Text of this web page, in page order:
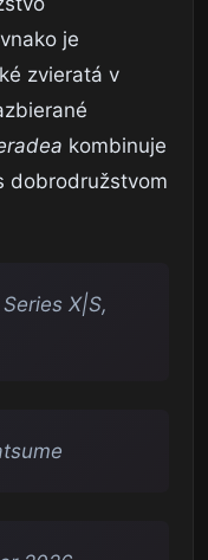
je
zvieratá v
kombinuje
dobrodružstvom
X|S,